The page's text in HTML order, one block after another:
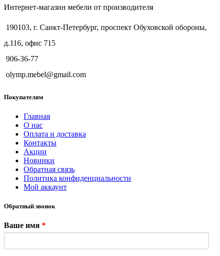
Интернет-магазин мебели от производителя
190103, г. Санкт-Петербург, проспект Обуховской обороны,
д.116, офис 715
906-36-77
olymp.mebel@gmail.com
Покупателям
Главная
О нас
Оплата и доставка
Контакты
Акции
Новинки
Обратная связь
Политика конфиденциальности
Мой аккаунт
Обратный звонок
Ваше имя *